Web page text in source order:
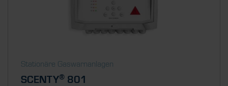
Stationäre Gaswarnanlagen
SCENTY® 801